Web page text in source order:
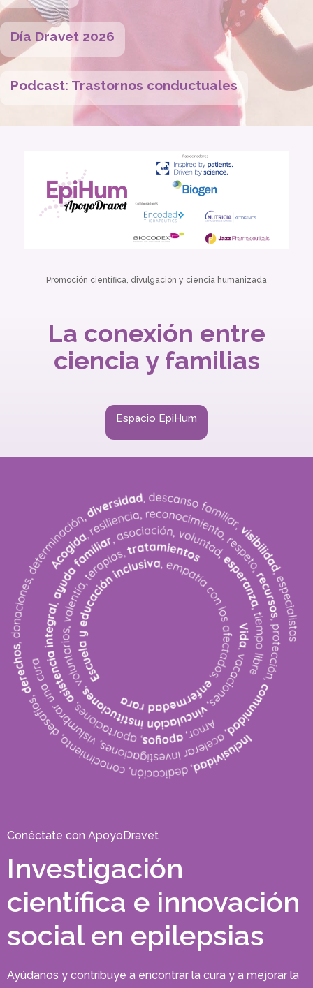
Día Dravet 2026
Podcast: Trastornos conductuales
Promoción científica, divulgación y ciencia humanizada
La conexión entre
ciencia y familias
Espacio EpiHum
Conéctate con ApoyoDravet
Investigación
científica e innovación
social en epilepsias
Ayúdanos y contribuye a encontrar la cura y a mejorar la